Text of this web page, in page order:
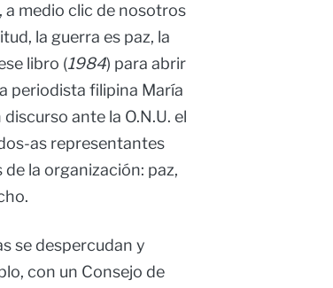
a medio clic de nosotros
la guerra es paz, la
libro (1984) para abrir
periodista filipina María
ante la O.N.U. el
as representantes
la organización: paz,
se despercudan y
con un Consejo de